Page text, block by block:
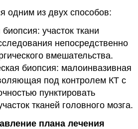
одним из двух способов:
участок ткани
непосредственно
вмешательства.
биопсия: малоинвазивная
под контролем КТ с
пунктировать
тканей головного мозга.
плана лечения